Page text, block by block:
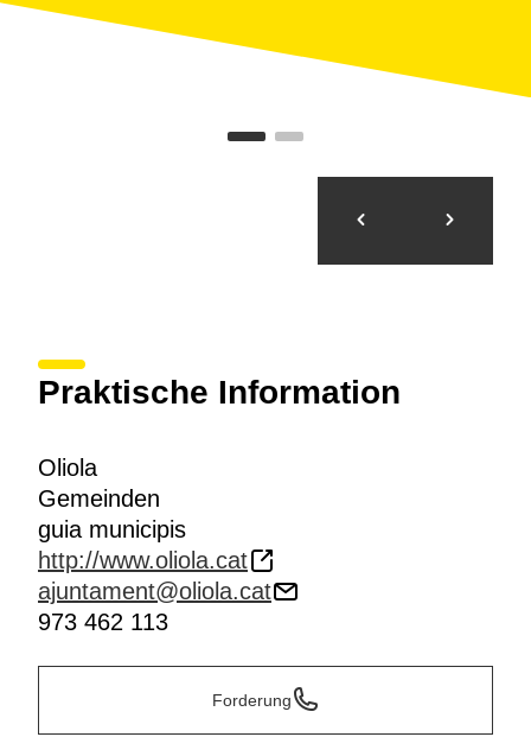
Praktische Information
Oliola
Gemeinden
guia municipis
http://www.oliola.cat
ajuntament@oliola.cat
973 462 113
Forderung